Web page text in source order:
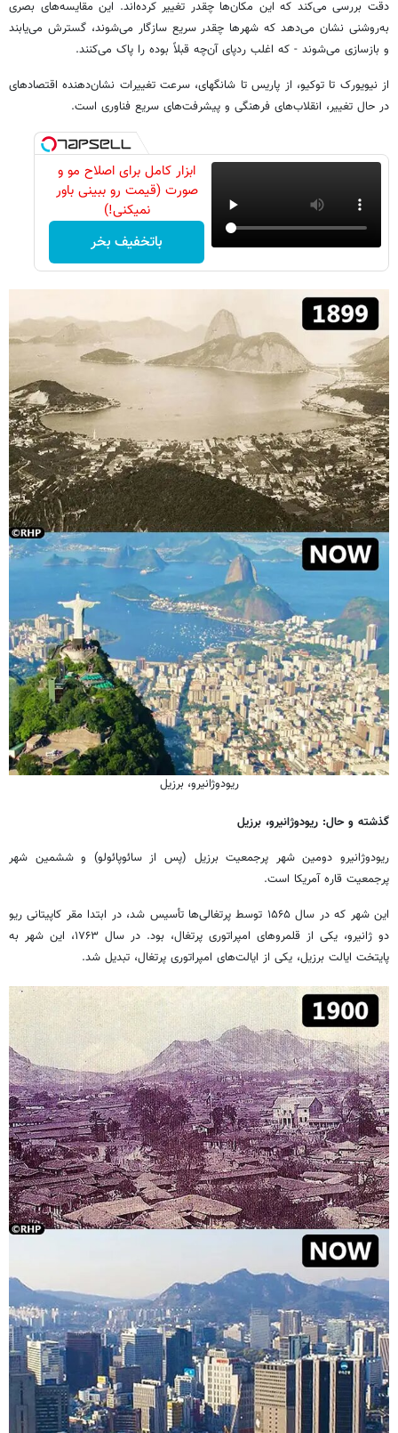
دقت بررسی می‌کند که این مکان‌ها چقدر تغییر کرده‌اند. این مقایسه‌های بصری
به‌روشنی نشان می‌دهد که شهرها چقدر سریع سازگار می‌شوند، گسترش می‌یابند
و بازسازی می‌شوند - که اغلب ردپای آن‌چه قبلاً بوده را پاک می‌کنند.
از نیویورک تا توکیو، از پاریس تا شانگهای، سرعت تغییرات نشان‌دهنده اقتصادهای
در حال تغییر، انقلاب‌های فرهنگی و پیشرفت‌های سریع فناوری است.
ابزار کامل برای اصلاح مو و
صورت (قیمت رو ببینی باور
نمیکنی!)
باتخفیف بخر
ریودوژانیرو، برزیل
گذشته و حال: ریودوژانیرو، برزیل
ریودوژانیرو دومین شهر پرجمعیت برزیل (پس از سائوپائولو) و ششمین شهر
پرجمعیت قاره آمریکا است.
این شهر که در سال ۱۵۶۵ توسط پرتغالی‌ها تأسیس شد، در ابتدا مقر کاپیتانی ریو
دو ژانیرو، یکی از قلمروهای امپراتوری پرتغال، بود. در سال ۱۷۶۳، این شهر به
پایتخت ایالت برزیل، یکی از ایالت‌های امپراتوری پرتغال، تبدیل شد.